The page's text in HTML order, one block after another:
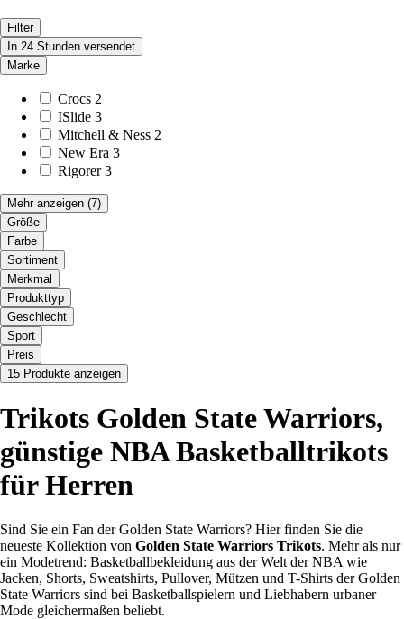
Filter
In 24 Stunden versendet
Marke
Crocs 2
ISlide 3
Mitchell & Ness 2
New Era 3
Rigorer 3
Mehr anzeigen (7)
Größe
Farbe
Sortiment
Merkmal
Produkttyp
Geschlecht
Sport
Preis
15 Produkte anzeigen
Trikots Golden State Warriors,
günstige NBA Basketballtrikots
für Herren
Sind Sie ein Fan der Golden State Warriors? Hier finden Sie die
neueste Kollektion von Golden State Warriors Trikots. Mehr als nur
ein Modetrend: Basketballbekleidung aus der Welt der NBA wie
Jacken, Shorts, Sweatshirts, Pullover, Mützen und T-Shirts der Golden
State Warriors sind bei Basketballspielern und Liebhabern urbaner
Mode gleichermaßen beliebt.